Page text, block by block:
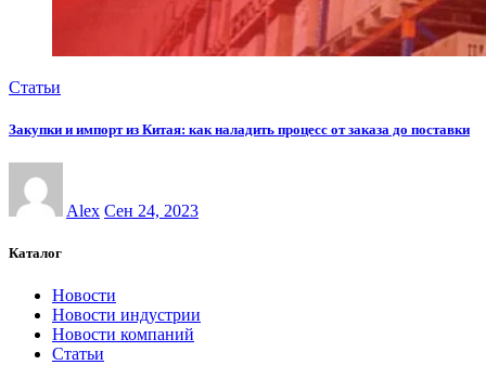
Статьи
Закупки и импорт из Китая: как наладить процесс от заказа до поставки
Alex Сен 24, 2023
Каталог
Новости
Новости индустрии
Новости компаний
Статьи